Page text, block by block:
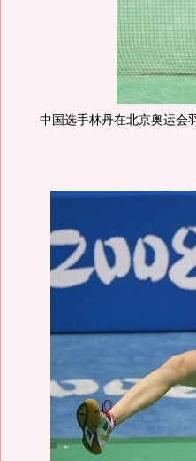
中国选手林丹在北京奥运会